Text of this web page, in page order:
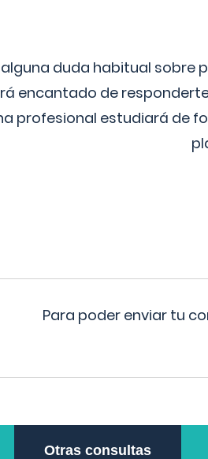
alguna duda habitual
encantado de
profesional estudiará de
Para poder enviar tu
Otras consultas